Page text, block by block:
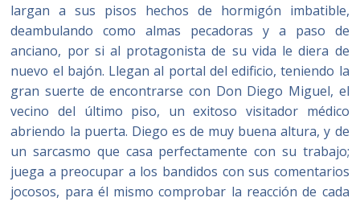
largan a sus pisos hechos de hormigón imbatible,
deambulando como almas pecadoras y a paso de
anciano, por si al protagonista de su vida le diera de
nuevo el bajón. Llegan al portal del edificio, teniendo la
gran suerte de encontrarse con Don Diego Miguel, el
vecino del último piso, un exitoso visitador médico
abriendo la puerta. Diego es de muy buena altura, y de
un sarcasmo que casa perfectamente con su trabajo;
juega a preocupar a los bandidos con sus comentarios
jocosos, para él mismo comprobar la reacción de cada